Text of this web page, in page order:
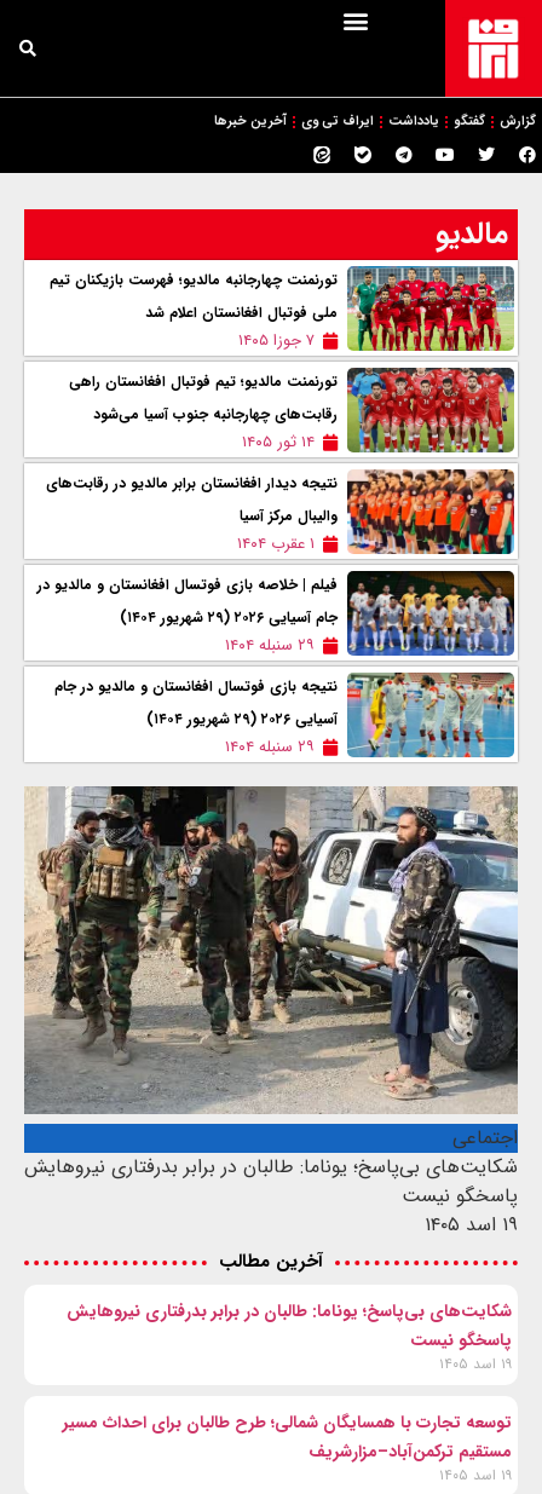
گزارش گفتگو یادداشت ایراف تی وی آخرین خبرها
مالدیو
تورنمنت چهارجانبه مالدیو؛ فهرست بازیکنان تیم
ملی فوتبال افغانستان اعلام شد
۷ جوزا ۱۴۰۵
تورنمنت مالدیو؛ تیم فوتبال افغانستان راهی
رقابت‌های چهارجانبه جنوب آسیا می‌شود
۱۴ ثور ۱۴۰۵
نتیجه دیدار افغانستان برابر مالدیو در رقابت‌های
والیبال مرکز آسیا
۱ عقرب ۱۴۰۴
فیلم | خلاصه بازی فوتسال افغانستان و مالدیو در
جام آسیایی ۲۰۲۶ (۲۹ شهریور ۱۴۰۴)
۲۹ سنبله ۱۴۰۴
نتیجه بازی فوتسال افغانستان و مالدیو در جام
آسیایی ۲۰۲۶ (۲۹ شهریور ۱۴۰۴)
۲۹ سنبله ۱۴۰۴
اجتماعی
شکایت‌های بی‌پاسخ؛ یوناما: طالبان در برابر بدرفتاری نیروهایش
پاسخگو نیست
۱۹ اسد ۱۴۰۵
آخرین مطالب
شکایت‌های بی‌پاسخ؛ یوناما: طالبان در برابر بدرفتاری نیروهایش
پاسخگو نیست
۱۹ اسد ۱۴۰۵
توسعه تجارت با همسایگان شمالی؛ طرح طالبان برای احداث مسیر
مستقیم ترکمن‌آباد–مزارشریف
۱۹ اسد ۱۴۰۵